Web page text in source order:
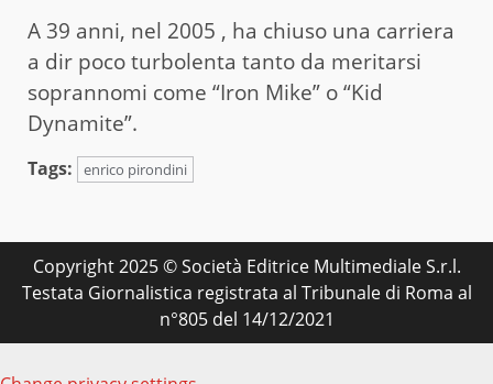
A 39 anni, nel 2005 , ha chiuso una carriera
a dir poco turbolenta tanto da meritarsi
soprannomi come “Iron Mike” o “Kid
Dynamite”.
Tags: enrico pirondini
Copyright 2025 © Società Editrice Multimediale S.r.l.
Testata Giornalistica registrata al Tribunale di Roma al
n°805 del 14/12/2021